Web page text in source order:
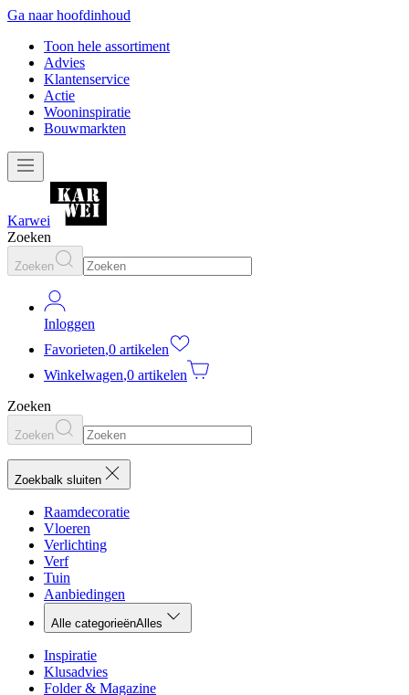
Ga naar hoofdinhoud
Toon hele assortiment
Advies
Klantenservice
Actie
Wooninspiratie
Bouwmarkten
Karwei
Zoeken
Zoeken
Inloggen
Favorieten,0 artikelen
Winkelwagen,0 artikelen
Zoeken
Zoeken
Zoekbalk sluiten
Raamdecoratie
Vloeren
Verlichting
Verf
Tuin
Aanbiedingen
Alle categorieënAlles
Inspiratie
Klusadvies
Folder & Magazine